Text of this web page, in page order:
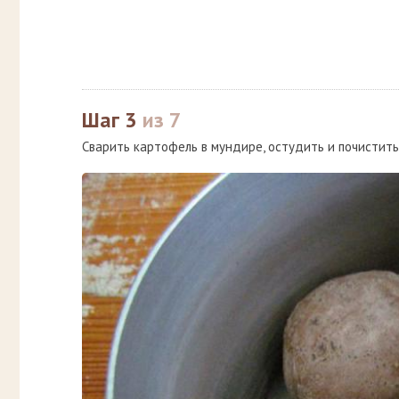
Шаг 3 из 7
Сварить картофель в мундире, остудить и